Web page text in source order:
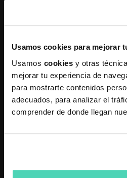
Usamos cookies para mejorar
Usamos cookies y otras
mejorar tu experiencia de
para mostrarte contenidos
adecuados, para analizar el
comprender de donde llegan